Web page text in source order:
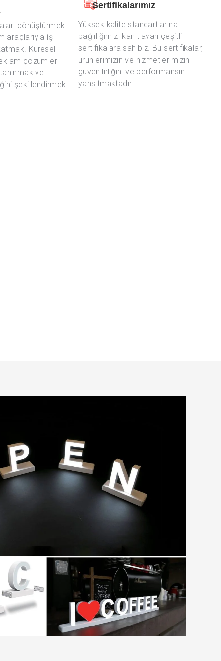
dönüştürmek
araçlarıyla iş
Küresel
çözümleri
ve
şekillendirmek.
Sertifikalarımız
Yüksek kalite standartlarına
bağlılığımızı kanıtlayan çeşitli
sertifikalara sahibiz. Bu sertifikalar,
ürünlerimizin ve hizmetlerimizin
güvenilirliğini ve performansını
yansıtmaktadır.